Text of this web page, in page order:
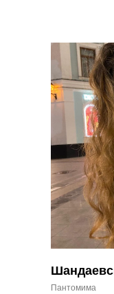
Пантомима